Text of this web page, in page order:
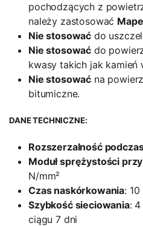
pochodzących z
należy zastosować
Nie stosować do
Nie stosować do
kwasy takich jak kamień
Nie stosować na
bitumiczne.
DANE TECHNICZNE:
Rozszerzalność
Moduł sprężystości
N/mm²
Czas naskórkowania:
Szybkość sieciowania: 4
ciągu 7 dni